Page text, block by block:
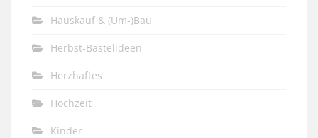
Hauskauf & (Um-)Bau
Herbst-Bastelideen
Herzhaftes
Hochzeit
Kinder